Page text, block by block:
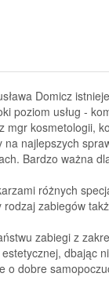
Domicz
poziom usług -
mgr kosmetologii,
na najlepszych
Bardzo ważna
różnych
zabiegów
zabiegi z
dbając
o dobre